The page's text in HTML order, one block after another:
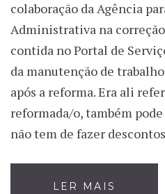
colaboração da Agência
Administrativa na
contida no Portal de
da manutenção de
após a reforma. Era ali
reformada/o, também
não tem de fazer
LER MAIS